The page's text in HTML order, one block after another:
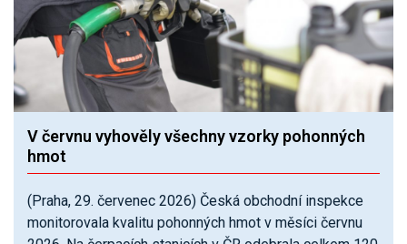
V červnu vyhověly všechny vzorky pohonných
hmot
(Praha, 29. červenec 2026) Česká obchodní inspekce
monitorovala kvalitu pohonných hmot v měsíci červnu